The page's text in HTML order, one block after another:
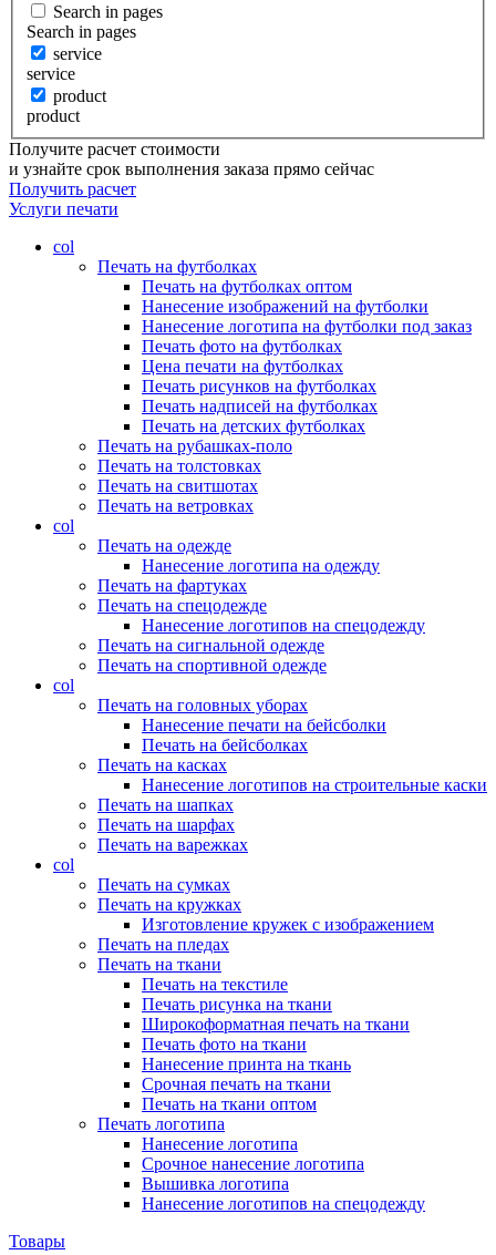
Search in pages
Search in pages
service
service
product
product
Получите расчет стоимости
и узнайте срок выполнения заказа прямо сейчас
Получить расчет
Услуги печати
col
Печать на футболках
Печать на футболках оптом
Нанесение изображений на футболки
Нанесение логотипа на футболки под заказ
Печать фото на футболках
Цена печати на футболках
Печать рисунков на футболках
Печать надписей на футболках
Печать на детских футболках
Печать на рубашках-поло
Печать на толстовках
Печать на свитшотах
Печать на ветровках
col
Печать на одежде
Нанесение логотипа на одежду
Печать на фартуках
Печать на спецодежде
Нанесение логотипов на спецодежду
Печать на сигнальной одежде
Печать на спортивной одежде
col
Печать на головных уборах
Нанесение печати на бейсболки
Печать на бейсболках
Печать на касках
Нанесение логотипов на строительные каски
Печать на шапках
Печать на шарфах
Печать на варежках
col
Печать на сумках
Печать на кружках
Изготовление кружек с изображением
Печать на пледах
Печать на ткани
Печать на текстиле
Печать рисунка на ткани
Широкоформатная печать на ткани
Печать фото на ткани
Нанесение принта на ткань
Срочная печать на ткани
Печать на ткани оптом
Печать логотипа
Нанесение логотипа
Срочное нанесение логотипа
Вышивка логотипа
Нанесение логотипов на спецодежду
Товары